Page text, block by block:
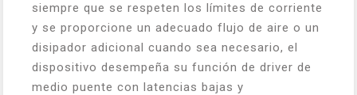
siempre que se respeten los límites de corriente
y se proporcione un adecuado flujo de aire o un
disipador adicional cuando sea necesario, el
dispositivo desempeña su función de driver de
medio puente con latencias bajas y